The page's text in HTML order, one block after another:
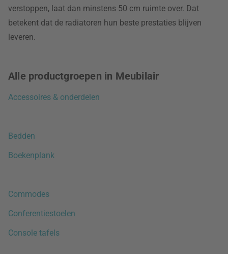
verstoppen, laat dan minstens 50 cm ruimte over. Dat
betekent dat de radiatoren hun beste prestaties blijven
leveren.
Alle productgroepen in Meubilair
Accessoires & onderdelen
Bedden
Boekenplank
Commodes
Conferentiestoelen
Console tafels